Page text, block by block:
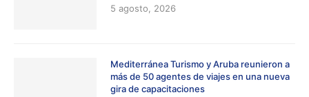
5 agosto, 2026
Mediterránea Turismo y Aruba reunieron a
más de 50 agentes de viajes en una nueva
gira de capacitaciones